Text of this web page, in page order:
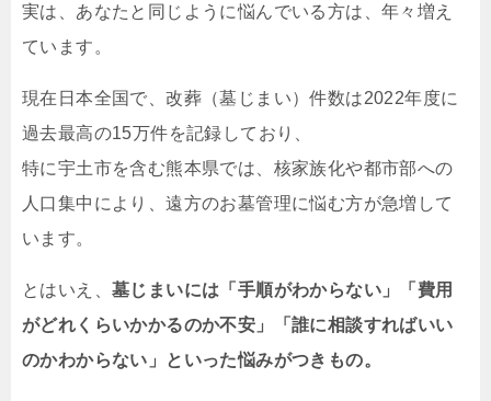
実は、あなたと同じように悩んでいる方は、年々増え
ています。
現在日本全国で、改葬（墓じまい）件数は2022年度に
過去最高の15万件を記録しており、
特に宇土市を含む熊本県では、核家族化や都市部への
人口集中により、遠方のお墓管理に悩む方が急増して
います。
とはいえ、 墓じまいには「手順がわからない」「費用
がどれくらいかかるのか不安」「誰に相談すればいい
のかわからない」といった悩みがつきもの。